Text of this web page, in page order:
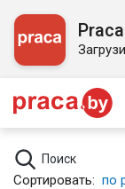
Поиск
Сортировать: по